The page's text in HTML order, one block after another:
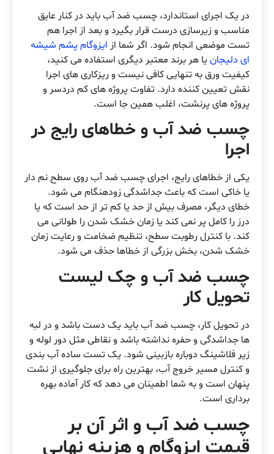
در یک اجرای استاندارد، چسب ضد آب باید در کنار عایق
مناسب و زیرسازی درست قرار بگیرد و بعد از اجرا هم
تست موضعی انجام شود. اگر شما از ایزوگام پشم شیشه
ای دلیجان یا هر برند معتبر دیگری استفاده می کنید،
کیفیت ورق به تنهایی کافی نیست و ریزکاری های اجرا
نقش تعیین کننده دارد. تفاوت پروژه های کم دردسر و
پروژه های پرنشت، اغلب همین جا است.
چسب ضد آب و خطاهای رایج در
اجرا
یکی از خطاهای رایج، اجرای چسب ضد آب روی سطح نم دار
یا خاکی است که باعث جداشدگی زودهنگام می شود.
خطای دیگر، مصرف بیش از حد یا کم تر از حد است که یا
درز را کامل پر نمی کند یا زمان خشک شدن را طولانی می
کند. با کنترل رطوبت سطح، تنظیم ضخامت و رعایت زمان
خشک شدن، بخش بزرگی از خطاها حذف می شود.
چسب ضد آب و چک لیست
تحویل کار
در تحویل کار، چسب ضد آب باید یک دست باشد و در لبه
ها جداشدگی و حفره نداشته باشد و نقاطی مثل دور لوله و
زیر فلاشینگ دوباره بازبینی شود. یک تست ساده آب بندی
و کنترل مسیر خروج آب، بهترین راه برای جلوگیری از نشت
پنهان است و به شما اطمینان می دهد که کار آماده بهره
برداری است.
چسب ضد آب و اثر آن بر
قیمت ایزوگام و هزینه نهایی